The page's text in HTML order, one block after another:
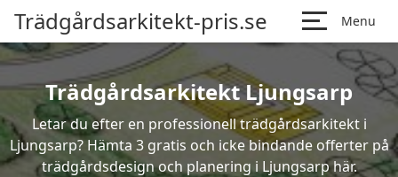
Trädgårdsarkitekt-pris.se Menu
Trädgårdsarkitekt Ljungsarp
Letar du efter en professionell trädgårdsarkitekt i
Ljungsarp? Hämta 3 gratis och icke bindande offerter på
trädgårdsdesign och planering i Ljungsarp här.